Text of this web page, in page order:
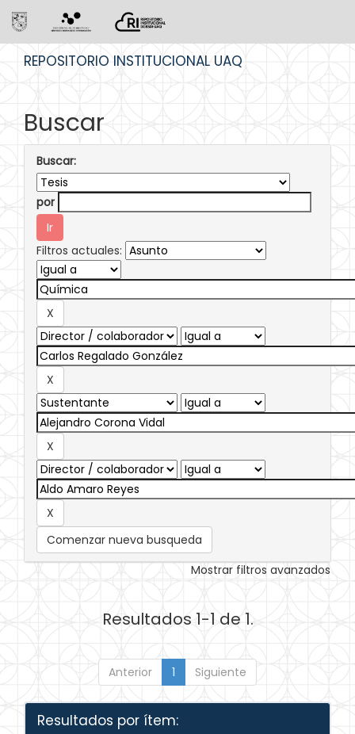
REPOSITORIO INSTITUCIONAL UAQ
Buscar
Buscar:
por
Filtros actuales:
Comenzar nueva busqueda
Mostrar filtros avanzados
Resultados 1-1 de 1.
Anterior 1 Siguiente
Resultados por ítem: